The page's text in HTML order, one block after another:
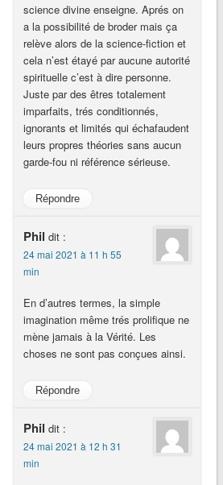
science divine enseigne. Aprés on
a la possibilité de broder mais ça
relève alors de la science-fiction et
cela n’est étayé par aucune autorité
spirituelle c’est à dire personne.
Juste par des êtres totalement
imparfaits, trés conditionnés,
ignorants et limités qui échafaudent
leurs propres théories sans aucun
garde-fou ni référence sérieuse.
Répondre
Phil dit :
24 mai 2021 à 11 h 55
min
En d’autres termes, la simple
imagination même trés prolifique ne
mène jamais à la Vérité. Les
choses ne sont pas conçues ainsi.
Répondre
Phil dit :
24 mai 2021 à 12 h 31
min